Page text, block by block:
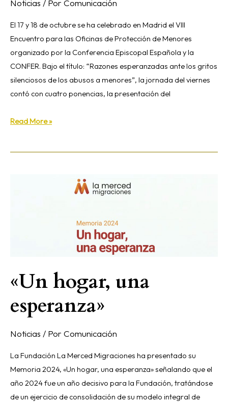
Noticias / Por Comunicación
El 17 y 18 de octubre se ha celebrado en Madrid el VIII
Encuentro para las Oficinas de Protección de Menores
organizado por la Conferencia Episcopal Española y la
CONFER. Bajo el título: “Razones esperanzadas ante los gritos
silenciosos de los abusos a menores”, la jornada del viernes
contó con cuatro ponencias, la presentación del
Read More »
«Un hogar, una
esperanza»
Noticias / Por Comunicación
La Fundación La Merced Migraciones ha presentado su
Memoria 2024, «Un hogar, una esperanza» señalando que el
año 2024 fue un año decisivo para la Fundación, tratándose
de un ejercicio de consolidación de su modelo integral de